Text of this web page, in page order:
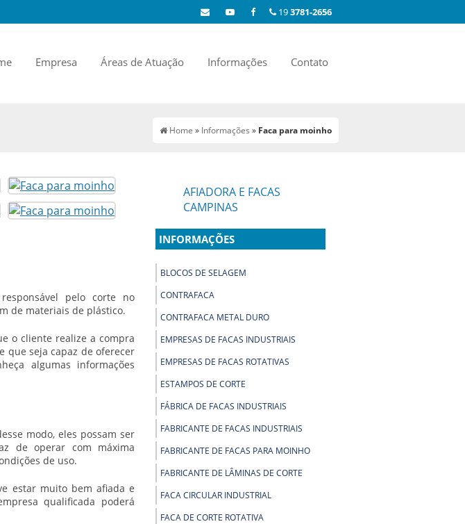
193781-2656
Empresa Áreas de Atuação Informações Contato
Home » Informações » Faca para moinho
pelo corte no
de materiais de plástico.
o cliente realize a compra
que seja capaz de oferecer
algumas informações
modo, eles possam ser
de operar com máxima
de uso.
estar muito bem afiada e
qualificada poderá
AFIADORA E FACAS
CAMPINAS
INFORMAÇÕES
BLOCOS DE SELAGEM
CONTRAFACA
CONTRAFACA METAL DURO
EMPRESAS DE FACAS INDUSTRIAIS
EMPRESAS DE FACAS ROTATIVAS
ESTAMPOS DE CORTE
FÁBRICA DE FACAS INDUSTRIAIS
FABRICANTE DE FACAS INDUSTRIAIS
FABRICANTE DE FACAS PARA MOINHO
FABRICANTE DE LÂMINAS DE CORTE
FACA CIRCULAR INDUSTRIAL
FACA DE CORTE ROTATIVA